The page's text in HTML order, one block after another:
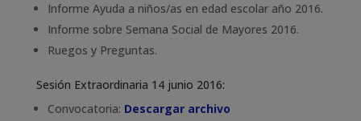
Informe Ayuda a niños/as en edad escolar año 2016.
Informe sobre Semana Social de Mayores 2016.
Ruegos y Preguntas.
Sesión Extraordinaria 14 junio 2016:
Convocatoria: Descargar archivo